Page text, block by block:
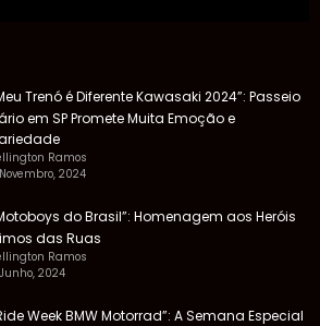
Trenó é Diferente Kawasaki 2024”: Passeio
em SP Promete Muita Emoção e
Ramos
2024
do Brasil”: Homenagem aos Heróis
das Ruas
Ramos
2024
Week BMW Motorrad”: A Semana Especial